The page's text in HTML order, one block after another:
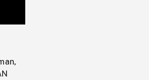
Rate